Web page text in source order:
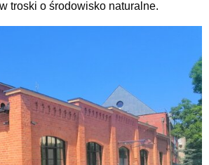
troski o środowisko naturalne.